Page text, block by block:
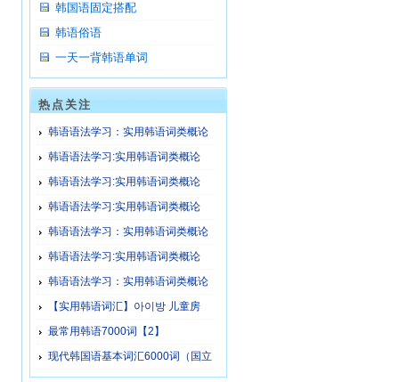
韩国语固定搭配
韩语俗语
一天一背韩语单词
热点关注
韩语语法学习：实用韩语词类概论
（25）
韩语语法学习:实用韩语词类概论
（1）
韩语语法学习:实用韩语词类概论
（1）b
韩语语法学习:实用韩语词类概论
（2）
韩语语法学习：实用韩语词类概论
（24）
韩语语法学习:实用韩语词类概论
（11）b
韩语语法学习：实用韩语词类概论
（22）【实用韩语词汇】아이방 儿童房
最常用韩语7000词【2】
现代韩国语基本词汇6000词（国立